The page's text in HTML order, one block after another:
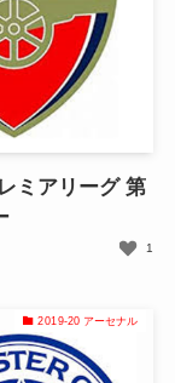
ミアリーグ 第
1
2019-20 アーセナル